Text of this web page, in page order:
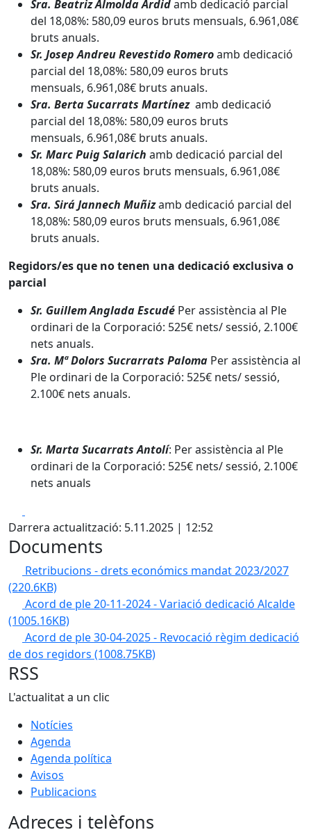
Sra. Beatriz Almolda Ardidamb dedicació parcial
del 18,08%: 580,09 euros bruts mensuals, 6.961,08€
bruts anuals.
Sr. Josep Andreu Revestido Romeroamb dedicació
parcial del 18,08%: 580,09 euros bruts
mensuals, 6.961,08€ bruts anuals.
Sra. Berta Sucarrats Martínez amb dedicació
parcial del 18,08%: 580,09 euros bruts
mensuals, 6.961,08€ bruts anuals.
Sr. Marc Puig Salarich amb dedicació parcial del
18,08%: 580,09 euros bruts mensuals, 6.961,08€
bruts anuals.
Sra. Sirá Jannech Muñizamb dedicació parcial del
18,08%: 580,09 euros bruts mensuals, 6.961,08€
bruts anuals.
Regidors/es que no tenen una dedicació exclusiva o
parcial
Sr. Guillem Anglada Escudé Per assistència al Ple
ordinari de la Corporació: 525€ nets/ sessió, 2.100€
nets anuals.
Sra. Mª Dolors Sucrarrats Paloma Per assistència al
Ple ordinari de la Corporació: 525€ nets/ sessió,
2.100€ nets anuals.
Sr. Marta Sucarrats Antolí: Per assistència al Ple
ordinari de la Corporació: 525€ nets/ sessió, 2.100€
nets anuals
Darrera actualització: 5.11.2025 | 12:52
Documents
Retribucions - drets económics mandat 2023/2027
(220.6KB)
Acord de ple 20-11-2024 - Variació dedicació Alcalde
(1005.16KB)
Acord de ple 30-04-2025 - Revocació règim dedicació
de dos regidors (1008.75KB)
RSS
L'actualitat a un clic
Notícies
Agenda
Agenda política
Avisos
Publicacions
Adreces i telèfons